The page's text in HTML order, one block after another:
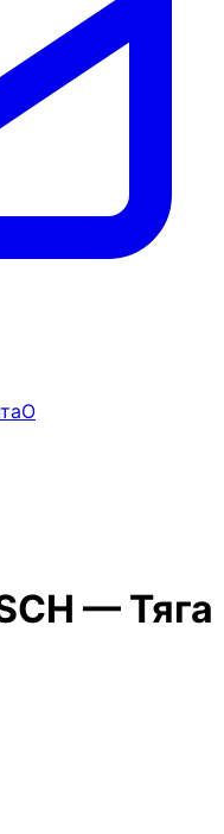
О
— Тяга